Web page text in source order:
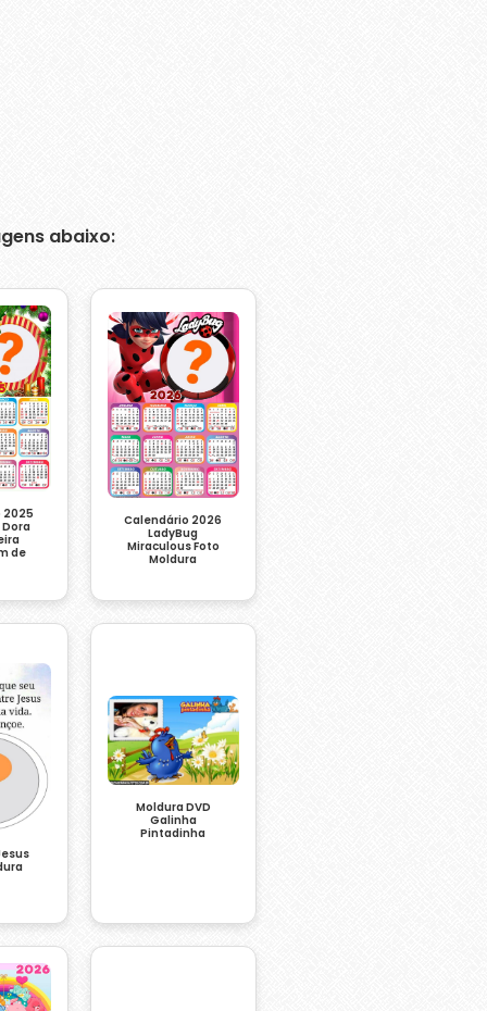
abaixo:
2025
Dora
de
Calendário 2026
LadyBug
Miraculous Foto
Moldura
Moldura DVD
Galinha
Pintadinha